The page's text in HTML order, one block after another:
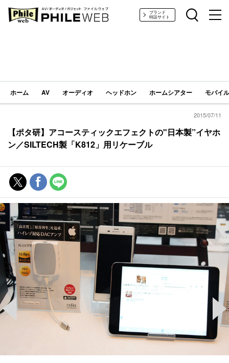
PHILE WEB｜AV/オーディオ/ガジェットブランド
特設サイト
ホーム AV オーディオ ヘッドホン ホームシアター モバイ
2015/07/11
【ポタ研】アコースティックエフェクトの"日本製”イヤホ
ン／SILTECH製「K812」用リケーブル